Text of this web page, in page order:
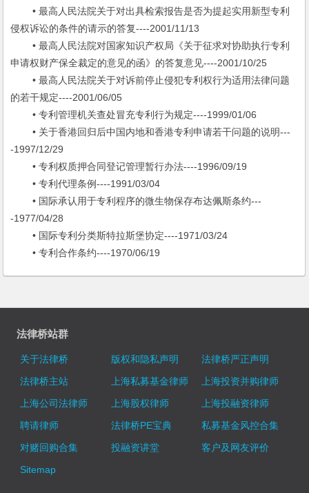
• 最高人民法院关于对出具检索报告是否为提起实用新型专利
侵权诉讼的条件的请示的答复----2001/11/13
• 最高人民法院对国家知识产权局《关于征求对协助执行专利
申请权财产保全裁定的意见的函》的答复意见----2001/10/25
• 最高人民法院关于对诉前停止侵犯专利权行为适用法律问题
的若干规定----2001/06/05
• 专利管理机关查处冒充专利行为规定----1999/01/06
• 关于香港回归后中国内地和香港专利申请若干问题的说明---
-1997/12/29
• 专利权质押合同登记管理暂行办法----1996/09/19
• 专利代理条例----1991/03/04
• 国际承认用于专利程序的微生物保存布达佩斯条约---
-1977/04/28
• 国际专利分类斯特拉斯堡协定----1971/03/24
• 专利合作条约----1970/06/19
法律桥站群
关于法律桥 版权和隐私声明
法律桥严正声明
法律桥主站
上海私募基金律师
上海投资并购律师
上海公司法律师
上海股权律师
上海投融资律师
聘请律师
法律桥PE宝典
私募基金风控合集
对赌回购合集
投融资讲堂
客户及网友评价
Sitemap